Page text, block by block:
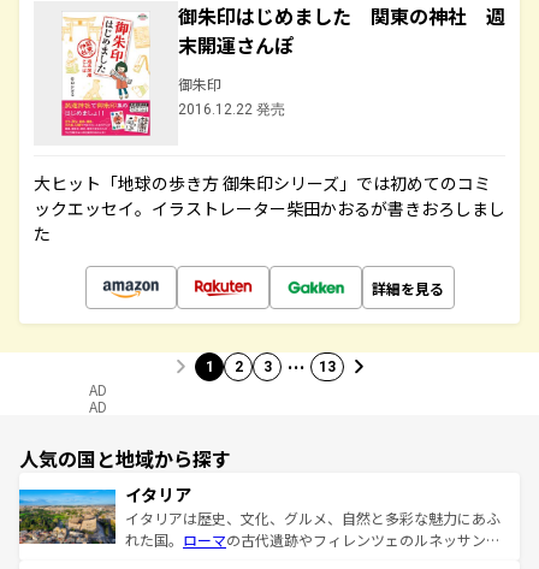
御朱印はじめました 関東の神社 週
末開運さんぽ
御朱印
2016.12.22 発売
大ヒット「地球の歩き方 御朱印シリーズ」では初めてのコミ
ックエッセイ。イラストレーター柴田かおるが書きおろしまし
た
詳細を見る
1 2 3 … 13
AD
AD
人気の国と地域から探す
イタリア
イタリアは歴史、文化、グルメ、自然と多彩な魅力にあふ
れた国。 ローマの古代遺跡やフィレンツェのルネッサンス